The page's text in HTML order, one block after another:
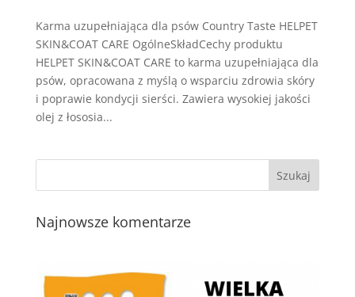
Karma uzupełniająca dla psów Country Taste HELPET
SKIN&COAT CARE OgólneSkładCechy produktu
HELPET SKIN&COAT CARE to karma uzupełniająca dla
psów, opracowana z myślą o wsparciu zdrowia skóry
i poprawie kondycji sierści. Zawiera wysokiej jakości
olej z łososia...
Najnowsze komentarze